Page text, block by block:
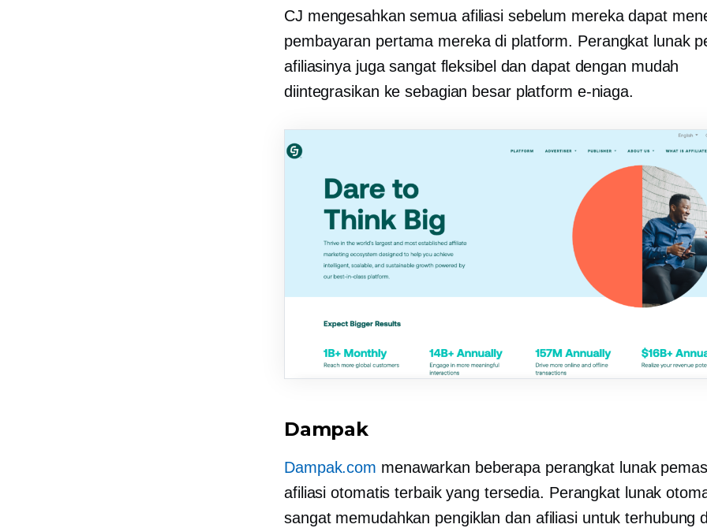
CJ mengesahkan semua afiliasi sebelum mereka dapat
pembayaran pertama mereka di platform. Perangkat lunak
afiliasinya juga sangat fleksibel dan dapat dengan mudah
diintegrasikan ke sebagian besar platform e-niaga.
Dampak
Dampak.com menawarkan beberapa perangkat lunak
afiliasi otomatis terbaik yang tersedia. Perangkat lunak
sangat memudahkan pengiklan dan afiliasi untuk terhubung